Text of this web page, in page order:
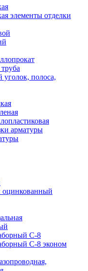
элементы отделки
полоса,
арматуры
оцинкованный
С-8
С-8 эконом